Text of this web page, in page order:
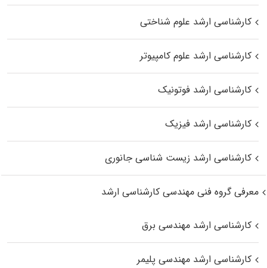
کارشناسی ارشد علوم شناختی
کارشناسی ارشد علوم کامپیوتر
کارشناسی ارشد فوتونیک
کارشناسی ارشد فیزیک
کارشناسی ارشد زیست‌ شناسی جانوری
معرفی گروه فنی مهندسی کارشناسی ارشد
کارشناسی ارشد مهندسی برق
کارشناسی ارشد مهندسی پلیمر